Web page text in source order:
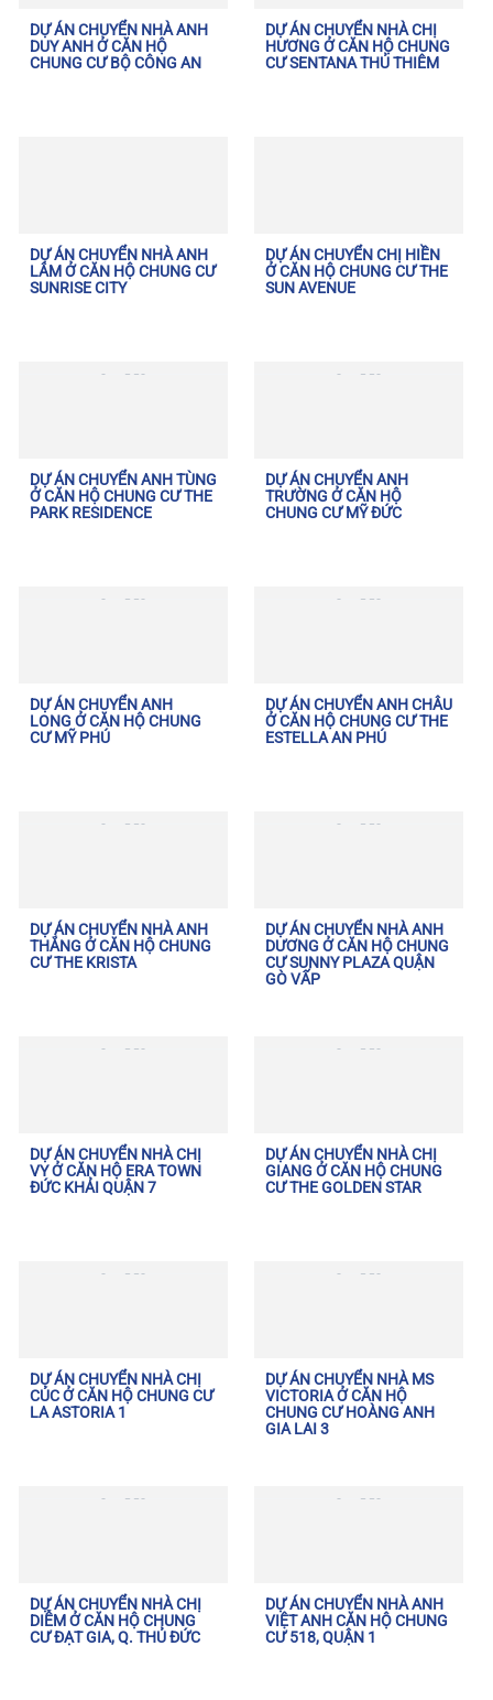
DỰ ÁN CHUYỂN NHÀ ANH
DUY ANH Ở CĂN HỘ
CHUNG CƯ BỘ CÔNG AN
DỰ ÁN CHUYỂN NHÀ CHỊ
HƯƠNG Ở CĂN HỘ CHUNG
CƯ SENTANA THỦ THIÊM
DỰ ÁN CHUYỂN NHÀ ANH
LÂM Ở CĂN HỘ CHUNG CƯ
SUNRISE CITY
DỰ ÁN CHUYỂN CHỊ HIỀN
Ở CĂN HỘ CHUNG CƯ THE
SUN AVENUE
DỰ ÁN CHUYỂN ANH TÙNG
Ở CĂN HỘ CHUNG CƯ THE
PARK RESIDENCE
DỰ ÁN CHUYỂN ANH
TRƯỜNG Ở CĂN HỘ
CHUNG CƯ MỸ ĐỨC
DỰ ÁN CHUYỂN ANH
LONG Ở CĂN HỘ CHUNG
CƯ MỸ PHÚ
DỰ ÁN CHUYỂN ANH CHÂU
Ở CĂN HỘ CHUNG CƯ THE
ESTELLA AN PHÚ
DỰ ÁN CHUYỂN NHÀ ANH
THẮNG Ở CĂN HỘ CHUNG
CƯ THE KRISTA
DỰ ÁN CHUYỂN NHÀ ANH
DƯƠNG Ở CĂN HỘ CHUNG
CƯ SUNNY PLAZA QUẬN
GÒ VẤP
DỰ ÁN CHUYỂN NHÀ CHỊ
VY Ở CĂN HỘ ERA TOWN
ĐỨC KHẢI QUẬN 7
DỰ ÁN CHUYỂN NHÀ CHỊ
GIANG Ở CĂN HỘ CHUNG
CƯ THE GOLDEN STAR
DỰ ÁN CHUYỂN NHÀ CHỊ
CÚC Ở CĂN HỘ CHUNG CƯ
LA ASTORIA 1
DỰ ÁN CHUYỂN NHÀ MS
VICTORIA Ở CĂN HỘ
CHUNG CƯ HOÀNG ANH
GIA LAI 3
DỰ ÁN CHUYỂN NHÀ CHỊ
DIỄM Ở CĂN HỘ CHUNG
CƯ ĐẠT GIA, Q. THỦ ĐỨC
DỰ ÁN CHUYỂN NHÀ ANH
VIỆT ANH CĂN HỘ CHUNG
CƯ 518, QUẬN 1